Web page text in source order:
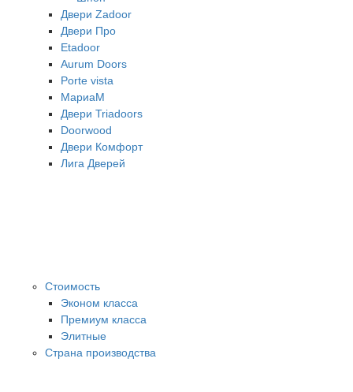
Двери Zadoor
Двери Про
Etadoor
Aurum Doors
Porte vista
МариаМ
Двери Triadoors
Doorwood
Двери Комфорт
Лига Дверей
Стоимость
Эконом класса
Премиум класса
Элитные
Страна производства